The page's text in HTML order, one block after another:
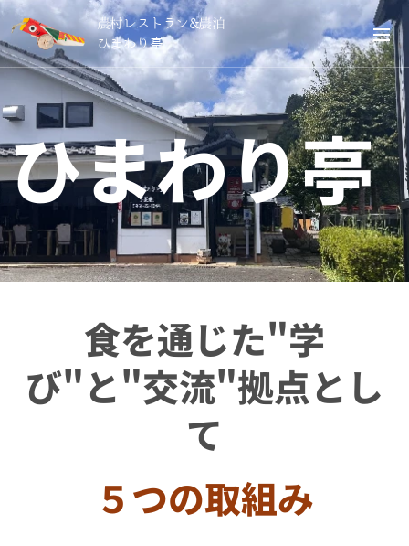
農村レストラン&農泊
ひまわり亭
ひまわり亭
食を通じた"学
び"と"交流"拠点とし
て
５つの取組み